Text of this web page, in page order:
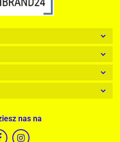
nas na